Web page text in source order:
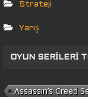
Strateji
Yarış
OYUN SERILERI
Assassin’s Creed